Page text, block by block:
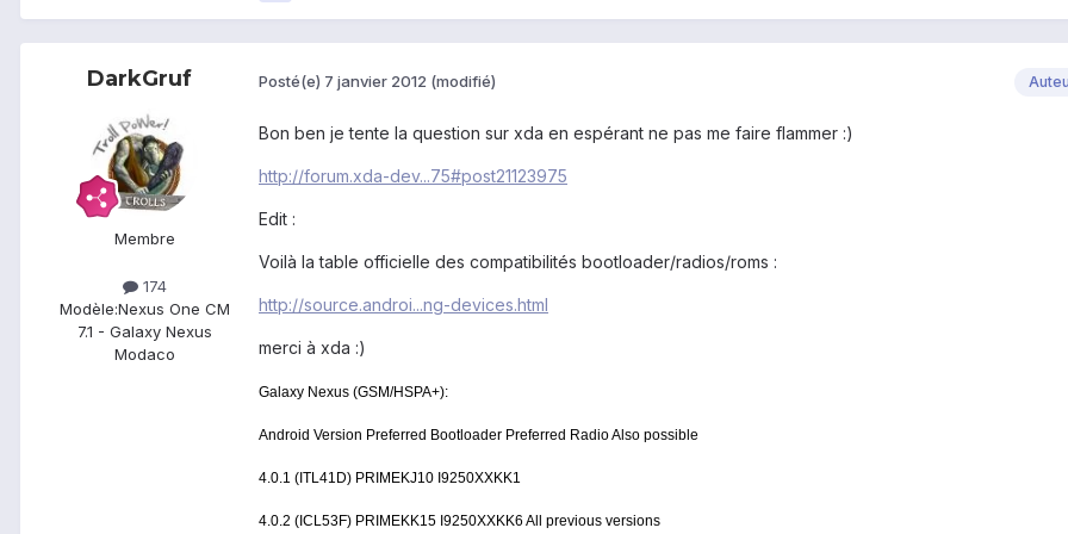
DarkGruf
Membre
174
Modèle:Nexus One CM
7.1 - Galaxy Nexus
Modaco
Posté(e) 7 janvier 2012 (modifié)
Bon ben je tente la question sur xda en espérant ne pas me faire flammer :)
http://forum.xda-dev...75#post21123975
Edit :
Voilà la table officielle des compatibilités bootloader/radios/roms :
http://source.androi...ng-devices.html
merci à xda :)
Galaxy Nexus (GSM/HSPA+):
Android Version Preferred Bootloader Preferred Radio Also possible
4.0.1 (ITL41D) PRIMEKJ10 I9250XXKK1
4.0.2 (ICL53F) PRIMEKK15 I9250XXKK6 All previous versions